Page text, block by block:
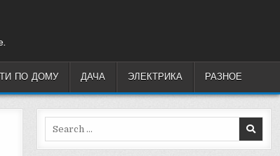
ПО ДОМУ ДАЧА ЭЛЕКТРИКА РАЗНОЕ